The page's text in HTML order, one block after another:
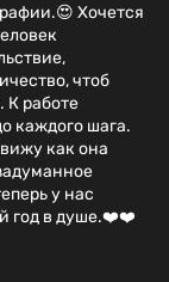
Хочется
чтоб
К работе
каждого шага.
как она
у нас
год в душе.❤️❤️